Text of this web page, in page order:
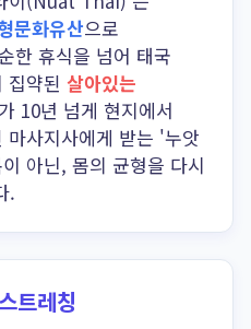
문화유산으로
한 휴식을 넘어 태국
집약된 살아있는
10년 넘게 현지에서
사지사에게 받는 '누앗
아닌, 몸의 균형을 다시
.
트레칭